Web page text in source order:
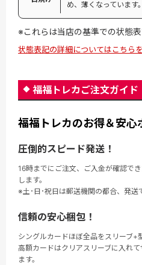
め、薄くなっています。
※これらは当店の基準での状態
状態表記の詳細についてはこちら
福福トレカご注文ガイド
福福トレカのお得＆安心
圧倒的スピード発送！
16時までにご注文、ご入金が確認で
します。
※土･日･祝日は郵送機関の都合、発送
信頼の安心梱包！
シングルカードほぼ全品をスリーブ+
高額カードはクリアスリーブに入れ
ます。